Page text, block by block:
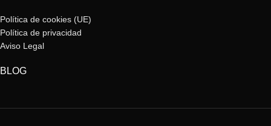
Política de cookies (UE)
Política de privacidad
Aviso Legal
BLOG